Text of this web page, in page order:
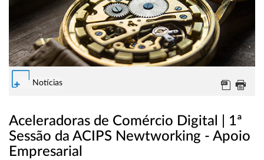
Notícias
Aceleradoras de Comércio Digital | 1ª
Sessão da ACIPS Newtworking - Apoio
Empresarial